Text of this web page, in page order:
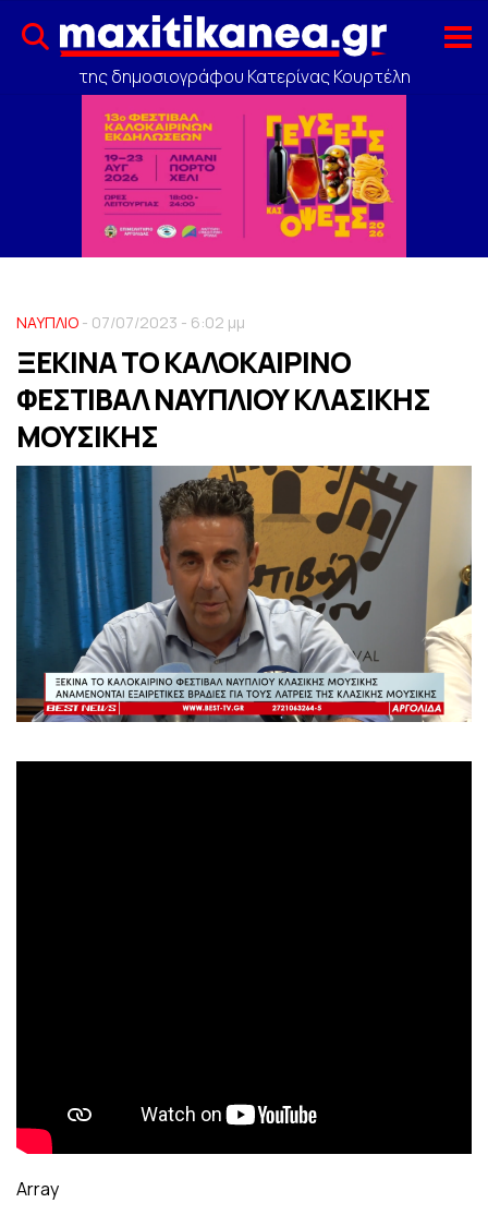
της δημοσιογράφου Κατερίνας Κουρτέλη
ΝΑΥΠΛΙΟ - 07/07/2023 - 6:02 μμ
ΞΕΚΙΝΑ ΤΟ ΚΑΛΟΚΑΙΡΙΝΟ
ΦΕΣΤΙΒΑΛ ΝΑΥΠΛΙΟΥ ΚΛΑΣΙΚΗΣ
ΜΟΥΣΙΚΗΣ
Array